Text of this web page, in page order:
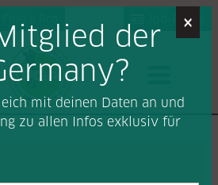
Job-Portal
×
der
mit deinen Daten an und
zu allen Infos exklusiv für